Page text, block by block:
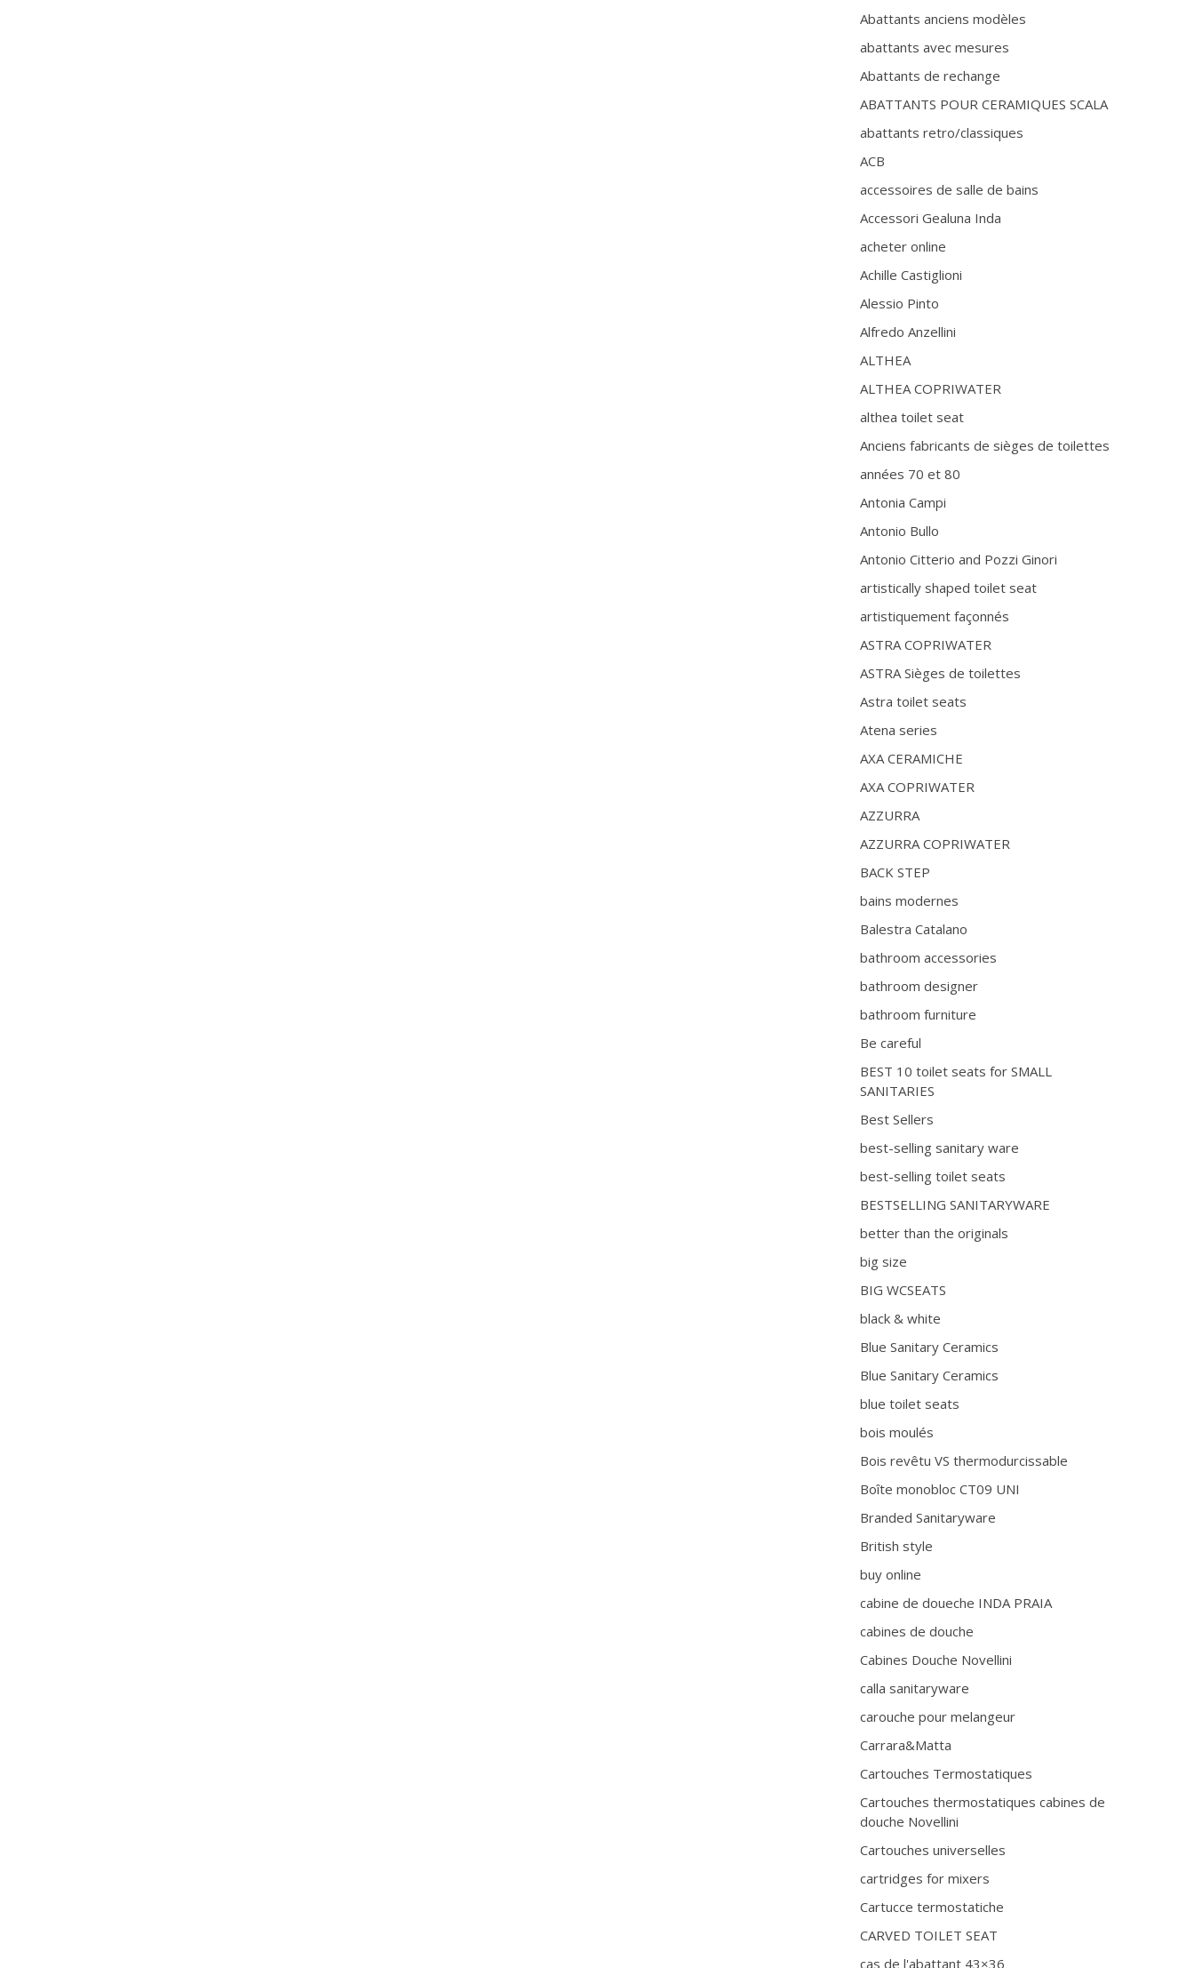
Abattants anciens modèles
abattants avec mesures
Abattants de rechange
ABATTANTS POUR CERAMIQUES SCALA
abattants retro/classiques
ACB
accessoires de salle de bains
Accessori Gealuna Inda
acheter online
Achille Castiglioni
Alessio Pinto
Alfredo Anzellini
ALTHEA
ALTHEA COPRIWATER
althea toilet seat
Anciens fabricants de sièges de toilettes
années 70 et 80
Antonia Campi
Antonio Bullo
Antonio Citterio and Pozzi Ginori
artistically shaped toilet seat
artistiquement façonnés
ASTRA COPRIWATER
ASTRA Sièges de toilettes
Astra toilet seats
Atena series
AXA CERAMICHE
AXA COPRIWATER
AZZURRA
AZZURRA COPRIWATER
BACK STEP
bains modernes
Balestra Catalano
bathroom accessories
bathroom designer
bathroom furniture
Be careful
BEST 10 toilet seats for SMALL
SANITARIES
Best Sellers
best-selling sanitary ware
best-selling toilet seats
BESTSELLING SANITARYWARE
better than the originals
big size
BIG WCSEATS
black & white
Blue Sanitary Ceramics
Blue Sanitary Ceramics
blue toilet seats
bois moulés
Bois revêtu VS thermodurcissable
Boîte monobloc CT09 UNI
Branded Sanitaryware
British style
buy online
cabine de doueche INDA PRAIA
cabines de douche
Cabines Douche Novellini
calla sanitaryware
carouche pour melangeur
Carrara&Matta
Cartouches Termostatiques
Cartouches thermostatiques cabines de
douche Novellini
Cartouches universelles
cartridges for mixers
Cartucce termostatiche
CARVED TOILET SEAT
cas de l'abattant 43×36